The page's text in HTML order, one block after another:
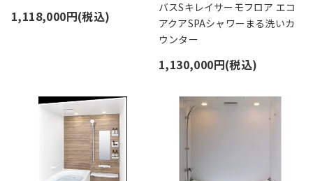
1,118,000円(税込)
バスSキレイサーモフロア エコ
アクアSPAシャワーまる洗いカ
ウンター
1,130,000円(税込)